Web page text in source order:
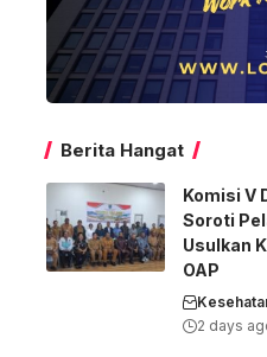
Berita Hangat
Komisi V
Soroti
Usulkan
OAP
2 days